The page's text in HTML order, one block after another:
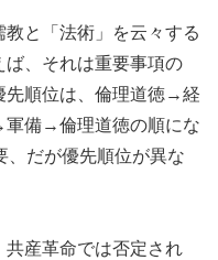
と「法術」を云々する
、それは重要事項の
先順位は、倫理道徳→経
備→倫理道徳の順にな
、だが優先順位が異な
産革命では否定され